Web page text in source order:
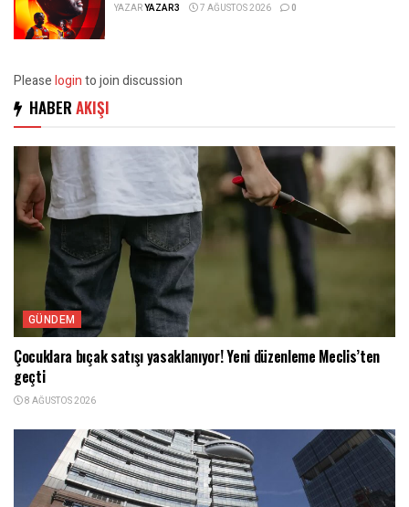
YAZARYAZAR3 7 AĞUSTOS 2026 0
Pleaseloginto join discussion
HABER AKIŞI
GÜNDEM
Çocuklara bıçak satışı yasaklanıyor! Yeni düzenleme Meclis’ten
geçti
8 AĞUSTOS 2026